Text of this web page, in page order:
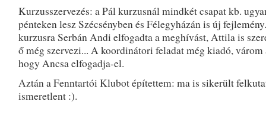
Kurzusszervezés: a Pál kurzusnál mindkét csapat kb.
pénteken lesz Szécsényben és Félegyházán is új
kurzusra Serbán Andi elfogadta a meghívást, Attila is
ő még szervezi... A koordinátori feladat még kiadó, várom
hogy Ancsa elfogadja-el.
Aztán a Fenntartói Klubot építettem: ma is sikerült
ismeretlent :).